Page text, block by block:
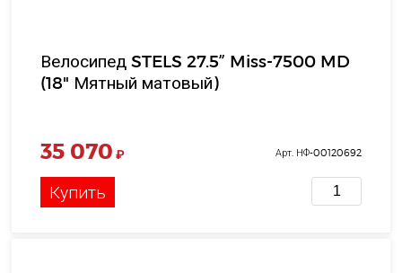
Велосипед STELS 27.5” Miss-7500 MD
(18" Мятный матовый)
35 070 ₽ Арт. НФ-00120692
Купить